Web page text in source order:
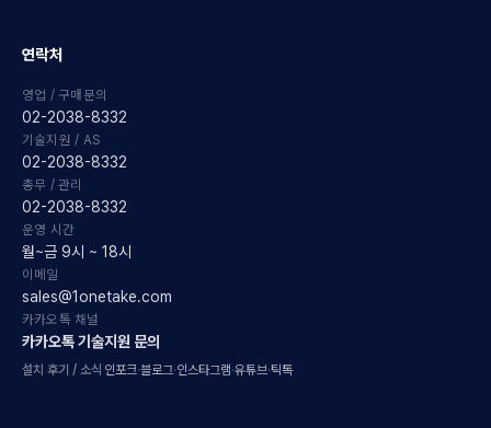
연락처
영업 / 구매문의
02-2038-8332
기술지원 / AS
02-2038-8332
총무 / 관리
02-2038-8332
운영 시간
월~금 9시 ~ 18시
이메일
sales@1onetake.com
카카오톡 채널
카카오톡 기술지원 문의
설치 후기 / 소식 인포크·블로그·인스타그램·유튜브·틱톡